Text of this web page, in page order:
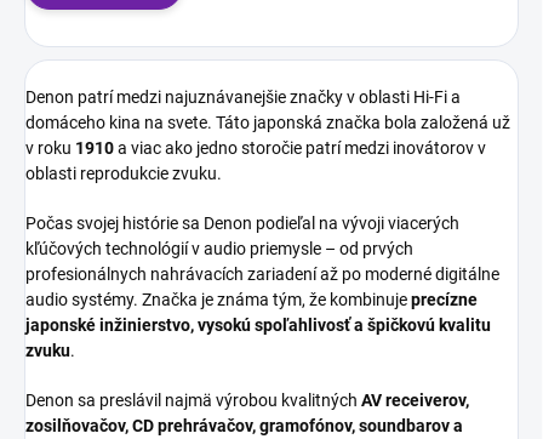
Denon patrí medzi najuznávanejšie značky v oblasti Hi-Fi a
domáceho kina na svete. Táto japonská značka bola založená už
v roku 1910a viac ako jedno storočie patrí medzi inovátorov v
oblasti reprodukcie zvuku.
Počas svojej histórie sa Denon podieľal na vývoji viacerých
kľúčových technológií v audio priemysle – od prvých
profesionálnych nahrávacích zariadení až po moderné digitálne
audio systémy. Značka je známa tým, že kombinujeprecízne
japonské inžinierstvo, vysokú spoľahlivosť a špičkovú kvalitu
zvuku.
Denon sa preslávil najmä výrobou kvalitných AV receiverov,
zosilňovačov, CD prehrávačov, gramofónov, soundbarov a